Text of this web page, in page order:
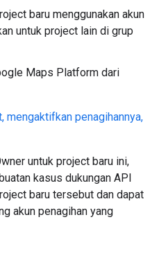
baru menggunakan akun
untuk project lain di grup
Maps Platform dari
mengaktifkan penagihannya,
untuk project baru ini,
kasus dukungan API
baru tersebut dan dapat
akun penagihan yang